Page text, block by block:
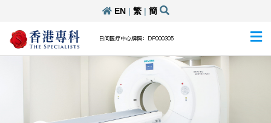
EN| 繁| 簡
日间医疗中心牌照：DP000305